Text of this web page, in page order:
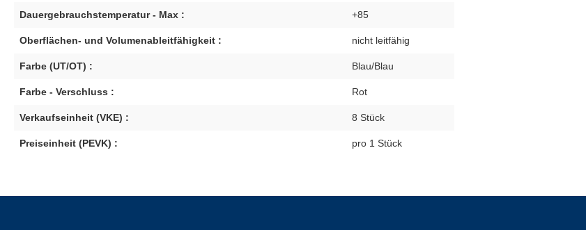
Dauergebrauchstemperatur - Max : +85
Oberflächen- und Volumenableitfähigkeit : nicht leitfähig
Farbe (UT/OT) : Blau/Blau
Farbe - Verschluss : Rot
Verkaufseinheit (VKE) : 8 Stück
Preiseinheit (PEVK) : pro 1 Stück